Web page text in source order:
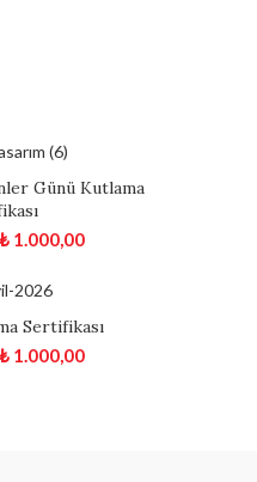
Günü Kutlama
₺1.000,00
Sertifikası
₺1.000,00